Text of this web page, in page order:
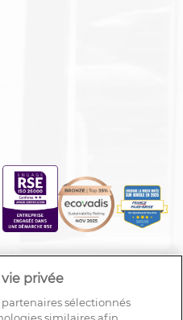
privée
partenaires sélectionnés